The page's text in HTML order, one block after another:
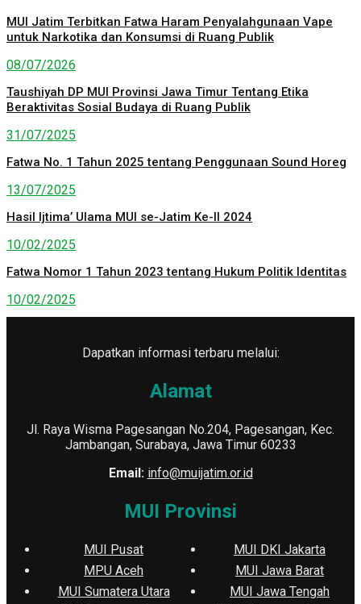
MUI Jatim Terbitkan Fatwa Haram Penyalahgunaan Vape
untuk Narkotika dan Konsumsi di Ruang Publik
08/07/2026
Taushiyah DP MUI Provinsi Jawa Timur Tentang Etika
Beraktivitas Sosial Budaya di Ruang Publik
31/07/2025
Fatwa No. 1 Tahun 2025 tentang Penggunaan Sound Horeg
13/07/2025
Hasil Ijtima’ Ulama MUI se-Jatim Ke-II 2024
10/02/2025
Fatwa Nomor 1 Tahun 2023 tentang Hukum Politik Identitas
10/02/2025
Dapatkan informasi terbaru melalui:
Alamat
Jl. Raya Wisma Pagesangan No.204, Pagesangan, Kec.
Jambangan, Surabaya, Jawa Timur 60233
Email: info@muijatim.or.id
MUI Provinsi
MUI Pusat
MPU Aceh
MUI Sumatera Utara
MUI DKI Jakarta
MUI Jawa Barat
MUI Jawa Tengah